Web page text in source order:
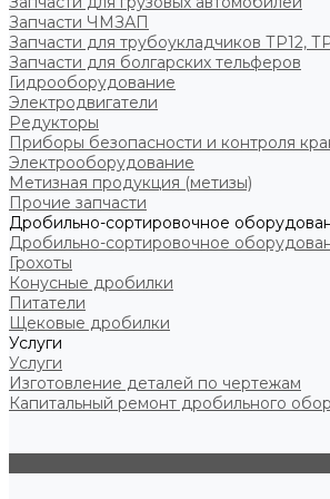
Запчасти ЧМЗАП
Запчасти для трубоукладчиков ТР12,
Запчасти для болгарских тельферов
Гидрооборудование
Электродвигатели
Редукторы
Приборы безопасности и контроля
Электрооборудование
Метизная продукция (метизы)
Прочие запчасти
Дробильно-сортировочное
Дробильно-сортировочное
Грохоты
Конусные дробилки
Питатели
Щековые дробилки
Услуги
Услуги
Изготовление деталей по чертежам
Капитальный ремонт дробильного